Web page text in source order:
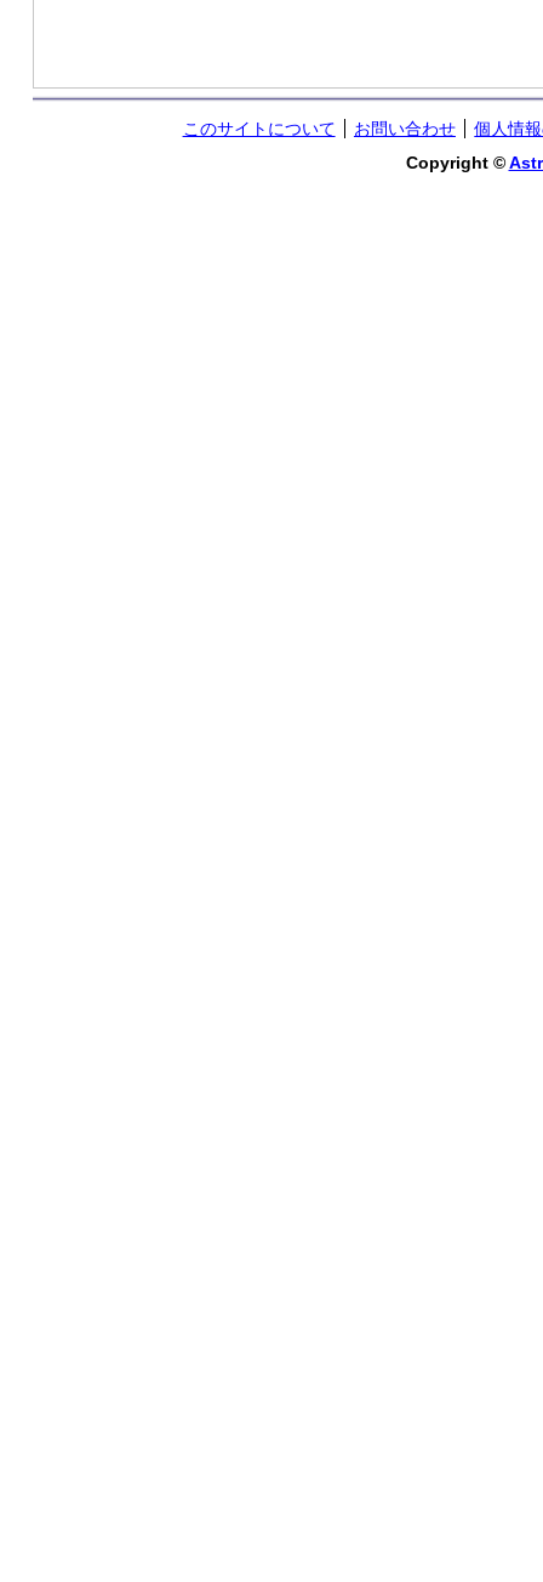
このサイトについて お問い合わせ
個人情
Copyright ©